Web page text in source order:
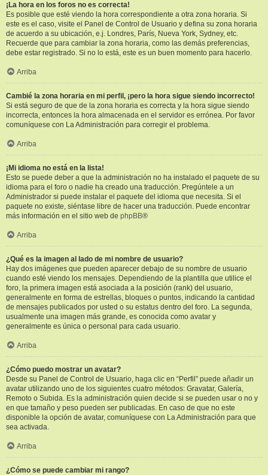
¡La hora en los foros no es correcta!
Es posible que esté viendo la hora correspondiente a otra zona horaria. Si
este es el caso, visite el Panel de Control de Usuario y defina su zona horaria
de acuerdo a su ubicación, e.j. Londres, París, Nueva York, Sydney, etc.
Recuerde que para cambiar la zona horaria, como las demás preferencias,
debe estar registrado. Si no lo está, este es un buen momento para hacerlo.
Arriba
Cambié la zona horaria en mi perfil, ¡pero la hora sigue siendo incorrecto!
Si está seguro de que de la zona horaria es correcta y la hora sigue siendo
incorrecta, entonces la hora almacenada en el servidor es errónea. Por favor
comuníquese con La Administración para corregir el problema.
Arriba
¡Mi idioma no está en la lista!
Esto se puede deber a que la administración no ha instalado el paquete de su
idioma para el foro o nadie ha creado una traducción. Pregúntele a un
Administrador si puede instalar el paquete del idioma que necesita. Si el
paquete no existe, siéntase libre de hacer una traducción. Puede encontrar
más información en el sitio web de phpBB®
Arriba
¿Qué es la imagen al lado de mi nombre de usuario?
Hay dos imágenes que pueden aparecer debajo de su nombre de usuario
cuando esté viendo los mensajes. Dependiendo de la plantilla que utilice el
foro, la primera imagen está asociada a la posición (rank) del usuario,
generalmente en forma de estrellas, bloques o puntos, indicando la cantidad
de mensajes publicados por usted o su estatus dentro del foro. La segunda,
usualmente una imagen más grande, es conocida como avatar y
generalmente es única o personal para cada usuario.
Arriba
¿Cómo puedo mostrar un avatar?
Desde su Panel de Control de Usuario, haga clic en “Perfil” puede añadir un
avatar utilizando uno de los siguientes cuatro métodos: Gravatar, Galería,
Remoto o Subida. Es la administración quien decide si se pueden usar o no y
en que tamaño y peso pueden ser publicadas. En caso de que no este
disponible la opción de avatar, comuníquese con La Administración para que
sea activada.
Arriba
¿Cómo se puede cambiar mi rango?